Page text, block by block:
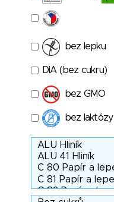
bez lepku
DIA (bez cukru)
bez GMO
bez laktózy